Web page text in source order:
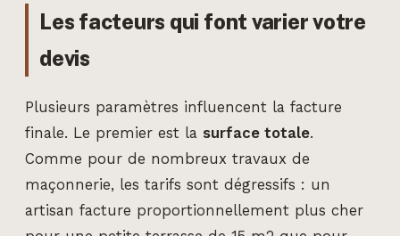
Les facteurs qui font varier votre
devis
Plusieurs paramètres influencent la facture
finale. Le premier est la surface totale.
Comme pour de nombreux travaux de
maçonnerie, les tarifs sont dégressifs : un
artisan facture proportionnellement plus cher